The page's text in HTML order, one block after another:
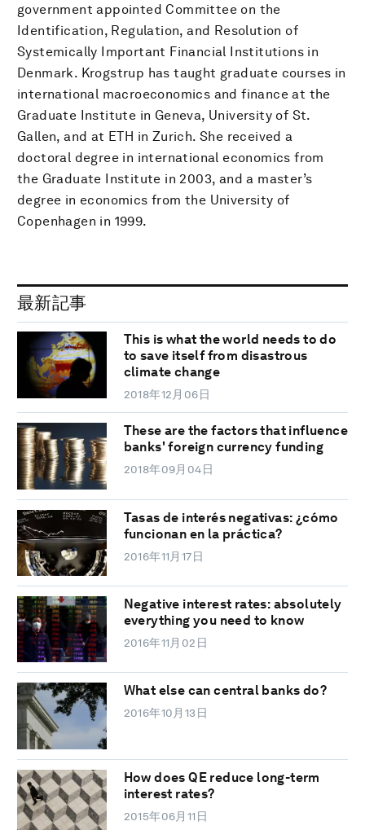
government appointed Committee on the
Identification, Regulation, and Resolution of
Systemically Important Financial Institutions in
Denmark. Krogstrup has taught graduate courses in
international macroeconomics and finance at the
Graduate Institute in Geneva, University of St.
Gallen, and at ETH in Zurich. She received a
doctoral degree in international economics from
the Graduate Institute in 2003, and a master’s
degree in economics from the University of
Copenhagen in 1999.
最新記事
This is what the world needs to do
to save itself from disastrous
climate change
2018年12月06日
These are the factors that influence
banks' foreign currency funding
2018年09月04日
Tasas de interés negativas: ¿cómo
funcionan en la práctica?
2016年11月17日
Negative interest rates: absolutely
everything you need to know
2016年11月02日
What else can central banks do?
2016年10月13日
How does QE reduce long-term
interest rates?
2015年06月11日